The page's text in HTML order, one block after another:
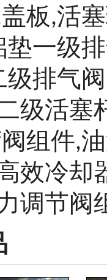
盖板,活
垫一级
级排气阀
级活塞
组件,
效冷却
调节阀